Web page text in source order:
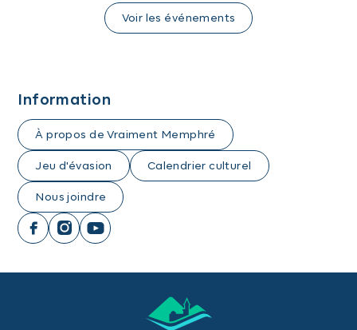
Voir les événements
Information
À propos de Vraiment Memphré
Jeu d'évasion Calendrier culturel
Nous joindre